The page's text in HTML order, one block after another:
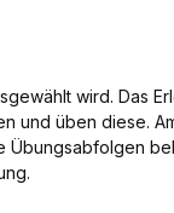
wird. Das
und üben diese.
Übungsabfolgen